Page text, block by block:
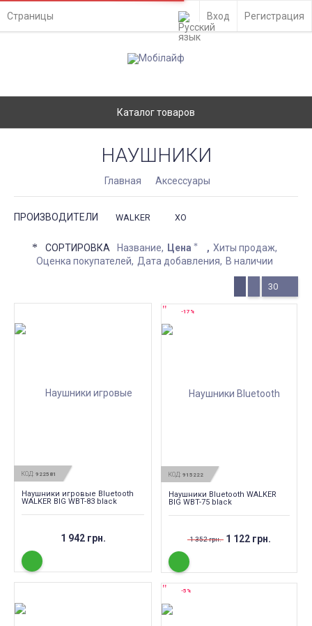
Страницы Вход Регистрация
Каталог товаров
НАУШНИКИ
Главная Аксессуары
ПРОИЗВОДИТЕЛИ WALKER XO
СОРТИРОВКА Название Цена
Хиты продаж
Оценка покупателей
Дата добавления В наличии
30
КОД: 922581
Наушники игровые Bluetooth
WALKER BIG WBT-83 black
1 942 грн.
КОД: 915222
-17%
Наушники Bluetooth WALKER
BIG WBT-75 black
1 352 грн. 1 122 грн.
-5%